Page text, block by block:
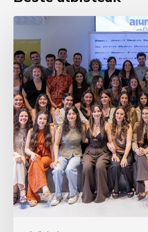
Erizaintzako
promozioaren
agurra
2026an